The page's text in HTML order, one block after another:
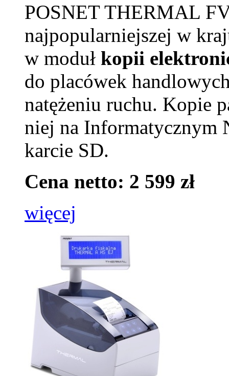
POSNET THERMAL
najpopularniejszej w
w moduł kopii
do placówek
natężeniu ruchu. Kopie
niej na Informatycznym
karcie SD.
Cena netto: 2 599 zł
więcej